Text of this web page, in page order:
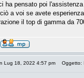
ha pensato poi
a voi se avete
il top di gamma da
Lug 18, 2022 4:57 pm Oggetto: